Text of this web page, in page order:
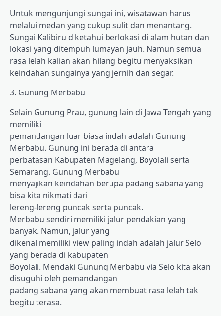
Untuk mengunjungi sungai ini, wisatawan harus
melalui medan yang cukup sulit dan menantang.
Sungai Kalibiru diketahui berlokasi di alam hutan dan
lokasi yang ditempuh lumayan jauh. Namun semua
rasa lelah kalian akan hilang begitu menyaksikan
keindahan sungainya yang jernih dan segar.
3. Gunung Merbabu
Selain Gunung Prau, gunung lain di Jawa Tengah yang
memiliki
pemandangan luar biasa indah adalah Gunung
Merbabu. Gunung ini berada di antara
perbatasan Kabupaten Magelang, Boyolali serta
Semarang. Gunung Merbabu
menyajikan keindahan berupa padang sabana yang
bisa kita nikmati dari
lereng-lereng puncak serta puncak.
Merbabu sendiri memiliki jalur pendakian yang
banyak. Namun, jalur yang
dikenal memiliki view paling indah adalah jalur Selo
yang berada di kabupaten
Boyolali. Mendaki Gunung Merbabu via Selo kita akan
disuguhi oleh pemandangan
padang sabana yang akan membuat rasa lelah tak
begitu terasa.